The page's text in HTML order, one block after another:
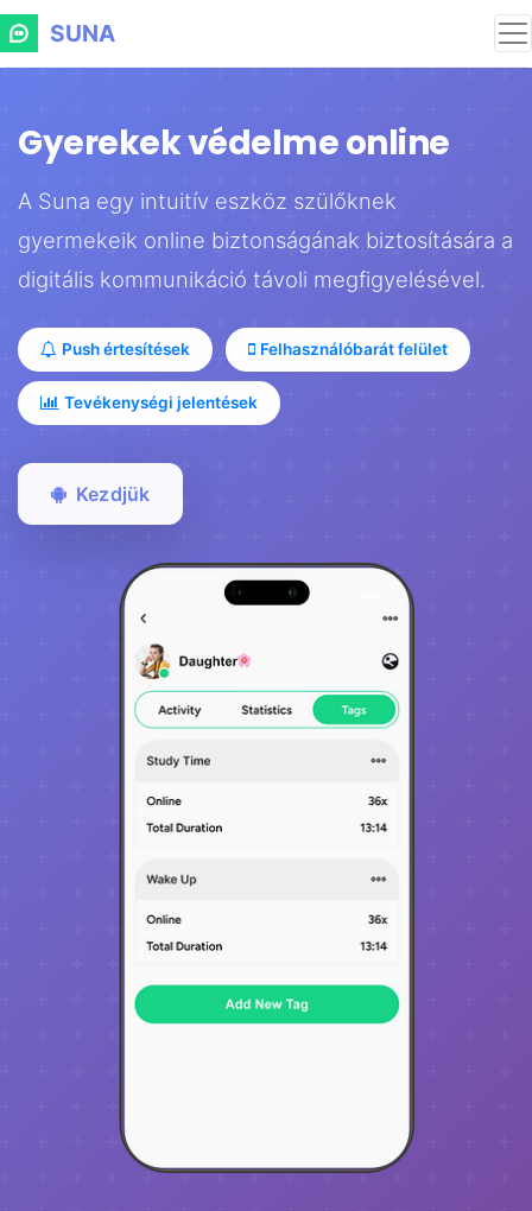
SUNA
Gyerekek védelme online
A Suna egy intuitív eszköz szülőknek
gyermekeik online biztonságának biztosítására a
digitális kommunikáció távoli megfigyelésével.
Push értesítések Felhasználóbarát felület
Tevékenységi jelentések
Kezdjük